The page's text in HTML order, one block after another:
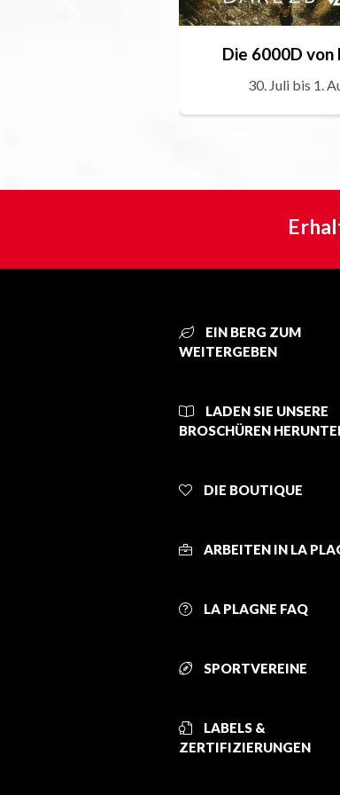
Die 6000D von
30. Juli bis 1.
EIN BERG ZUM
WEITERGEBEN
LADEN SIE UNSERE
BROSCHÜREN
DIE BOUTIQUE
ARBEITEN IN LA
LA PLAGNE FAQ
SPORTVEREINE
LABELS &
ZERTIFIZIERUNGEN